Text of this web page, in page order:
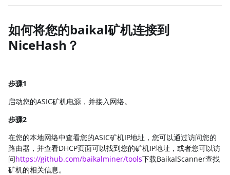
如何将您的baikal矿机连接到
NiceHash？
步骤1
启动您的ASIC矿机电源，并接入网络。
步骤2
在您的本地网络中查看您的ASIC矿机IP地址，您可以通过访问您的
路由器，并查看DHCP页面可以找到您的矿机IP地址，或者您可以访
问https://github.com/baikalminer/tools下载BaikalScanner查找
矿机的相关信息。